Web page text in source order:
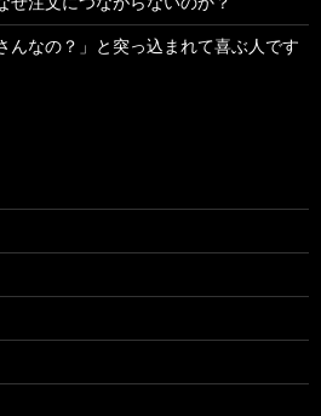
んなの？」と突っ込まれて喜ぶ人です